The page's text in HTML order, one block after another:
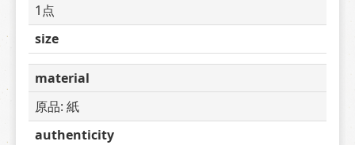
1点
size
material
原品: 紙
authenticity